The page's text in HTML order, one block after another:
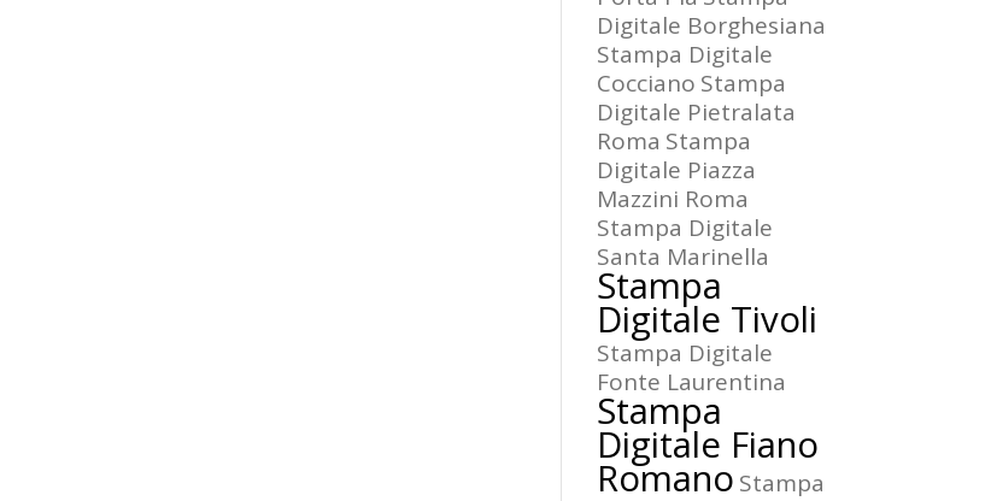
Digitale Borghesiana
Stampa Digitale
Cocciano Stampa
Digitale Pietralata
Roma Stampa
Digitale Piazza
Mazzini Roma
Stampa Digitale
Santa Marinella
Stampa
Digitale Tivoli
Stampa Digitale
Fonte Laurentina
Stampa
Digitale Fiano
Romano Stampa